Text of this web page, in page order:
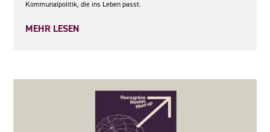
Kommunalpolitik, die ins Leben passt.
MEHR LESEN